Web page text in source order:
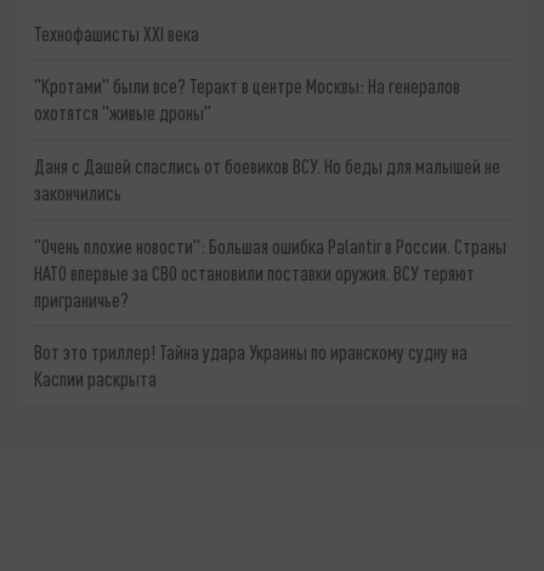
Технофашисты XXI века
"Кротами" были все? Теракт в центре Москвы: На генералов
охотятся "живые дроны"
Даня с Дашей спаслись от боевиков ВСУ. Но беды для малышей не
закончились
"Очень плохие новости": Большая ошибка Palantir в России. Страны
НАТО впервые за СВО остановили поставки оружия. ВСУ теряют
приграничье?
Вот это триллер! Тайна удара Украины по иранскому судну на
Каспии раскрыта